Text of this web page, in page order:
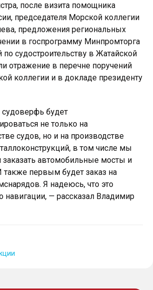
после визита помощника
председателя Морской коллегии
предложения региональных
в госпрограмму Минпромторга
судостроительству в Жатайской
отражение в перечне поручений
коллегии и в докладе президенту
судоверфь будет
не только на
судов, но и на производстве
в том числе мы
заказать автомобильные мосты и
также первым будет заказ на
Я надеюсь, что это
навигации, — рассказал Владимир